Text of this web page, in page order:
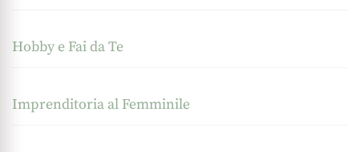
Hobby e Fai da Te
Imprenditoria al Femminile